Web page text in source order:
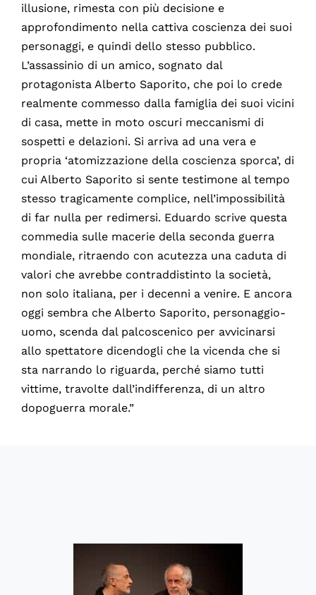
illusione, rimesta con più decisione e
approfondimento nella cattiva coscienza dei suoi
personaggi, e quindi dello stesso pubblico.
L’assassinio di un amico, sognato dal
protagonista Alberto Saporito, che poi lo crede
realmente commesso dalla famiglia dei suoi vicini
di casa, mette in moto oscuri meccanismi di
sospetti e delazioni. Si arriva ad una vera e
propria ‘atomizzazione della coscienza sporca’, di
cui Alberto Saporito si sente testimone al tempo
stesso tragicamente complice, nell’impossibilità
di far nulla per redimersi. Eduardo scrive questa
commedia sulle macerie della seconda guerra
mondiale, ritraendo con acutezza una caduta di
valori che avrebbe contraddistinto la società,
non solo italiana, per i decenni a venire. E ancora
oggi sembra che Alberto Saporito, personaggio-
uomo, scenda dal palcoscenico per avvicinarsi
allo spettatore dicendogli che la vicenda che si
sta narrando lo riguarda, perché siamo tutti
vittime, travolte dall’indifferenza, di un altro
dopoguerra morale.”